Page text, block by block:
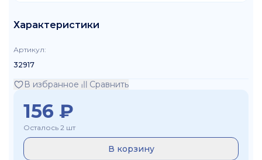
Характеристики
Артикул:
32917
В избранное Сравнить
156 ₽
Осталось 2 шт
В корзину